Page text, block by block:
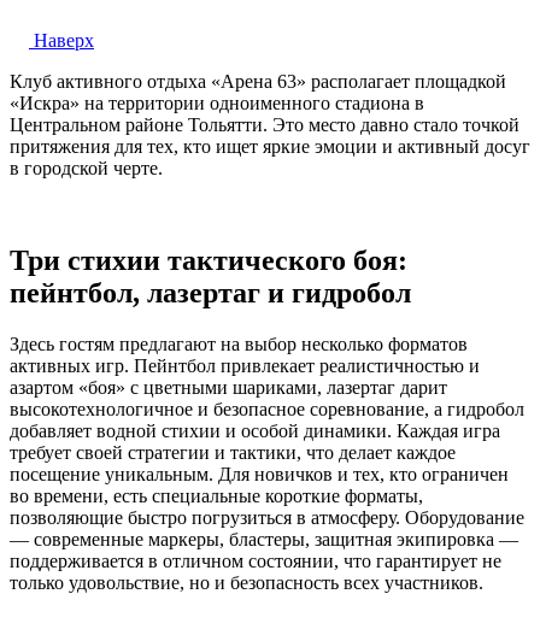
Наверх
Клуб активного отдыха «Арена 63» располагает площадкой
«Искра» на территории одноименного стадиона в
Центральном районе Тольятти. Это место давно стало точкой
притяжения для тех, кто ищет яркие эмоции и активный досуг
в городской черте.
Три стихии тактического боя:
пейнтбол, лазертаг и гидробол
Здесь гостям предлагают на выбор несколько форматов
активных игр. Пейнтбол привлекает реалистичностью и
азартом «боя» с цветными шариками, лазертаг дарит
высокотехнологичное и безопасное соревнование, а гидробол
добавляет водной стихии и особой динамики. Каждая игра
требует своей стратегии и тактики, что делает каждое
посещение уникальным. Для новичков и тех, кто ограничен
во времени, есть специальные короткие форматы,
позволяющие быстро погрузиться в атмосферу. Оборудование
— современные маркеры, бластеры, защитная экипировка —
поддерживается в отличном состоянии, что гарантирует не
только удовольствие, но и безопасность всех участников.